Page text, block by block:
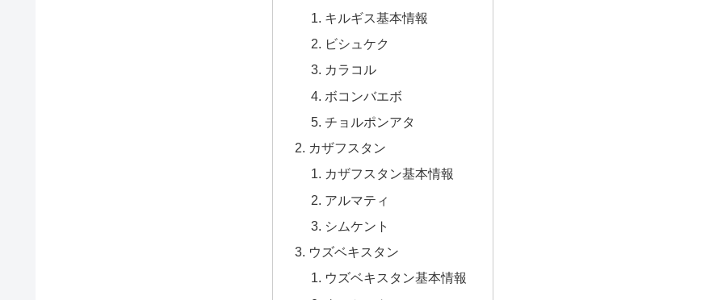
キルギス基本情報
ビシュケク
カラコル
ボコンバエボ
チョルポンアタ
カザフスタン
カザフスタン基本情報
アルマティ
シムケント
ウズベキスタン
ウズベキスタン基本情報